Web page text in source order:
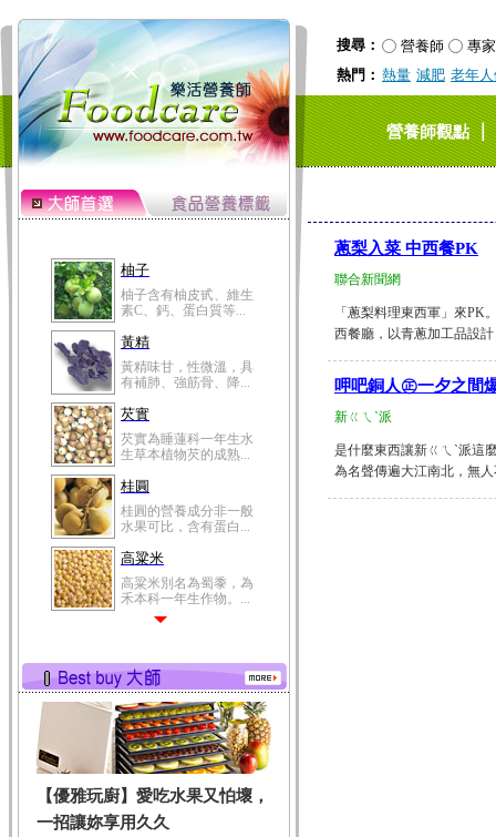
搜尋： 營養師
專家
熱門： 熱量 減肥 老年
營養師觀點｜
柚子
柚子含有柚皮甙、維生
素C、鈣、蛋白質等...
黃精
黃精味甘，性微溫，具
有補肺、強筋骨、降...
芡實
芡實為睡蓮科一年生水
生草本植物芡的成熟...
桂圓
桂圓的營養成分非一般
水果可比，含有蛋白...
高粱米
高粱米別名為蜀黍，為
禾本科一年生作物。...
有蛋白質、脂肪、磷...
鮪魚
鮪魚肚肉中的不飽和脂
肪酸內富含EPA和DH...
韭菜
韭菜所含的膳食纖維能
幫助消化與通便；揮...
【優雅玩廚】愛吃水果又怕壞，
一招讓妳享用久久
蔥梨入菜 中西餐PK
聯合新聞網
「蔥梨料理東西軍」來PK
西餐廳，以青蔥加工品設
呷吧銅人㊣一夕之間
新ㄍㄟˋ派
是什麼東西讓新ㄍㄟˋ派這
為名聲傳遍大江南北，無